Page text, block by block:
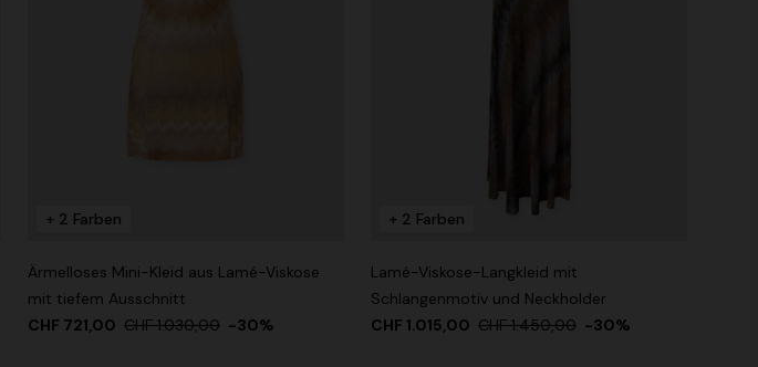
+ 2 Farben
Ärmelloses Mini-Kleid aus Lamé-Viskose
mit tiefem Ausschnitt
CHF 721,00 CHF 1.030,00 -30%
+ 2 Farben
Lamé-Viskose-Langkleid mit
Schlangenmotiv und Neckholder
CHF 1.015,00 CHF 1.450,00 -30%